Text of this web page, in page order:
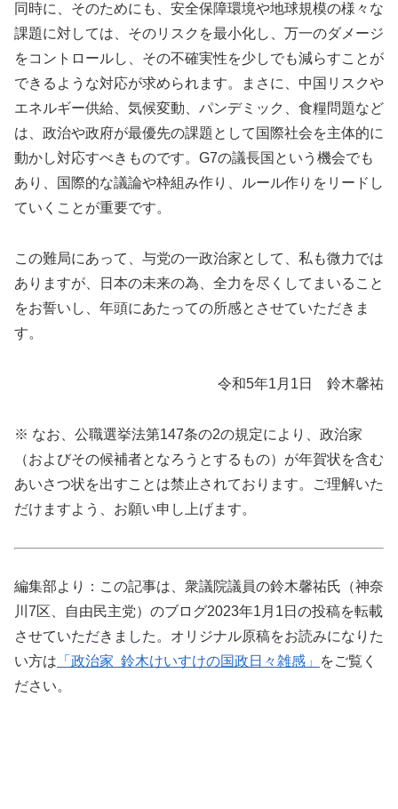
同時に、そのためにも、安全保障環境や地球規模の様々な
課題に対しては、そのリスクを最小化し、万一のダメージ
をコントロールし、その不確実性を少しでも減らすことが
できるような対応が求められます。まさに、中国リスクや
エネルギー供給、気候変動、パンデミック、食糧問題など
は、政治や政府が最優先の課題として国際社会を主体的に
動かし対応すべきものです。G7の議長国という機会でも
あり、国際的な議論や枠組み作り、ルール作りをリードし
ていくことが重要です。
この難局にあって、与党の一政治家として、私も微力では
ありますが、日本の未来の為、全力を尽くしてまいること
をお誓いし、年頭にあたっての所感とさせていただきま
す。
令和5年1月1日 鈴木馨祐
※ なお、公職選挙法第147条の2の規定により、政治家
（およびその候補者となろうとするもの）が年賀状を含む
あいさつ状を出すことは禁止されております。ご理解いた
だけますよう、お願い申し上げます。
編集部より：この記事は、衆議院議員の鈴木馨祐氏（神奈
川7区、自由民主党）のブログ2023年1月1日の投稿を転載
させていただきました。オリジナル原稿をお読みになりた
い方は 「政治家 鈴木けいすけの国政日々雑感」
をご覧く
ださい。